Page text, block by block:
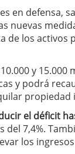
en defensa,
nuevas
de los activos
y 15.000
y podrá
propiedad
el déficit
del 7,4%.
los